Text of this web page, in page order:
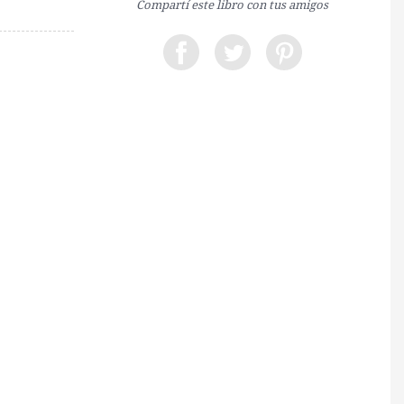
Compartí este libro con tus amigos